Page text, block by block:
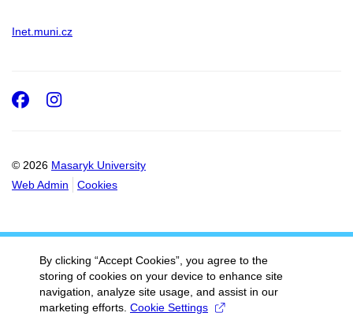
Inet.muni.cz
© 2026 Masaryk University
Web Admin
Cookies
Facebook
Instagram
By clicking “Accept Cookies”, you agree to the
storing of cookies on your device to enhance site
navigation, analyze site usage, and assist in our
marketing efforts. Cookie Settings